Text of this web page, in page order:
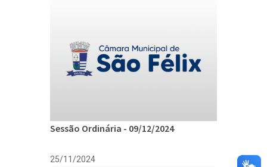
Sessão Ordinária - 09/12/2024
25/11/2024